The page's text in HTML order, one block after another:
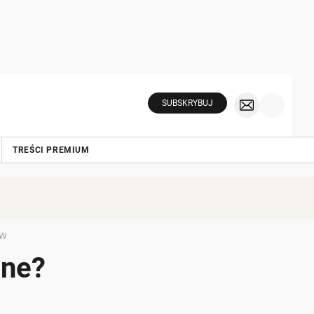
SUBSKRYBUJ
TREŚCI PREMIUM